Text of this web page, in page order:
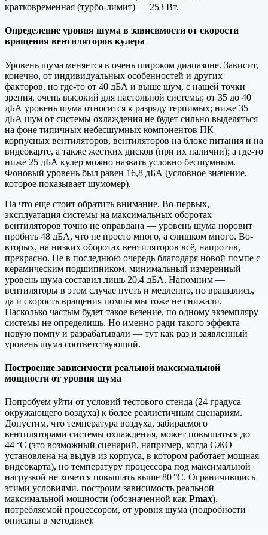
кратковременная (турбо-лимит) — 253 Вт.
Определение уровня шума в зависимости от скорости
вращения вентиляторов кулера
Уровень шума меняется в очень широком диапазоне. Зависит,
конечно, от индивидуальных особенностей и других
факторов, но где-то от 40 дБА и выше шум, с нашей точки
зрения, очень высокий для настольной системы; от 35 до 40
дБА уровень шума относится к разряду терпимых; ниже 35
дБА шум от системы охлаждения не будет сильно выделяться
на фоне типичных небесшумных компонентов ПК —
корпусных вентиляторов, вентиляторов на блоке питания и на
видеокарте, а также жестких дисков (при их наличии); а где-то
ниже 25 дБА кулер можно назвать условно бесшумным.
Фоновый уровень был равен 16,8 дБА (условное значение,
которое показывает шумомер).
На что еще стоит обратить внимание. Во-первых,
эксплуатация системы на максимальных оборотах
вентиляторов точно не оправдана — уровень шума норовит
пробить 48 дБА, что не просто много, а слишком много. Во-
вторых, на низких оборотах вентиляторов всё, напротив,
прекрасно. Не в последнюю очередь благодаря новой помпе с
керамическим подшипником, минимальный измеренный
уровень шума составил лишь 20,4 дБА. Напомним —
вентиляторы в этом случае пусть и медленно, но вращались,
да и скорость вращения помпы мы тоже не снижали.
Насколько частым будет такое везение, по одному экземпляру
системы не определишь. Но именно ради такого эффекта
новую помпу и разрабатывали — тут как раз и заявленный
уровень шума соответствующий.
Построение зависимости реальной максимальной
мощности от уровня шума
Попробуем уйти от условий тестового стенда (24 градуса
окружающего воздуха) к более реалистичным сценариям.
Допустим, что температура воздуха, забираемого
вентиляторами системы охлаждения, может повышаться до
44 °C (это возможный сценарий, например, когда СЖО
установлена на выдув из корпуса, в котором работает мощная
видеокарта), но температуру процессора под максимальной
нагрузкой не хочется повышать выше 80 °C. Ограничившись
этими условиями, построим зависимость реальной
максимальной мощности (обозначенной как Pmax),
потребляемой процессором, от уровня шума (подробности
описаны в методике):